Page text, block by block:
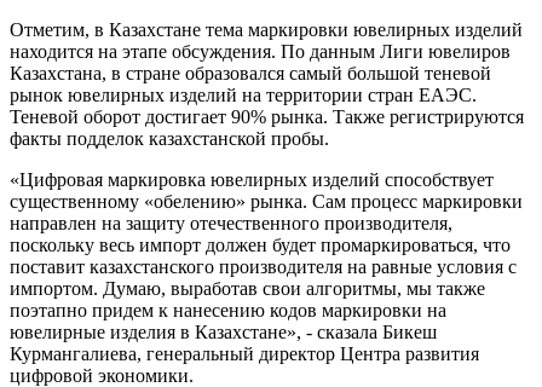
Отметим, в Казахстане тема маркировки ювелирных изделий
находится на этапе обсуждения. По данным Лиги ювелиров
Казахстана, в стране образовался самый большой теневой
рынок ювелирных изделий на территории стран ЕАЭС.
Теневой оборот достигает 90% рынка. Также регистрируются
факты подделок казахстанской пробы.
«Цифровая маркировка ювелирных изделий способствует
существенному «обелению» рынка. Сам процесс маркировки
направлен на защиту отечественного производителя,
поскольку весь импорт должен будет промаркироваться, что
поставит казахстанского производителя на равные условия с
импортом. Думаю, выработав свои алгоритмы, мы также
поэтапно придем к нанесению кодов маркировки на
ювелирные изделия в Казахстане», - сказала Бикеш
Курмангалиева, генеральный директор Центра развития
цифровой экономики.